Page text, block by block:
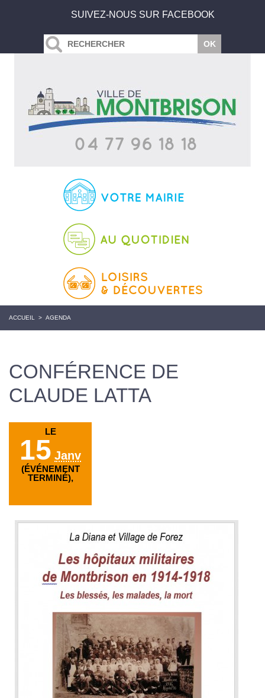
SUIVEZ-NOUS SUR FACEBOOK
ACCUEIL > AGENDA
CONFÉRENCE DE
CLAUDE LATTA
LE
15 Janv
(ÉVÉNEMENT
TERMINÉ),